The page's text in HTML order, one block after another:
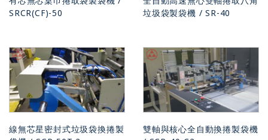
SRCR(CF)-50
垃圾袋製袋機 / SR-40
線無芯星密封式垃圾袋換捲製
雙軸與核心全自動換捲製袋機